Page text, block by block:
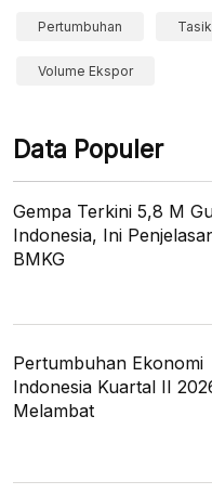
Pertumbuhan
Volume Ekspor
Data Populer
Gempa Terkini 5,8 M
Indonesia, Ini
BMKG
Pertumbuhan Ekonomi
Indonesia Kuartal II
Melambat